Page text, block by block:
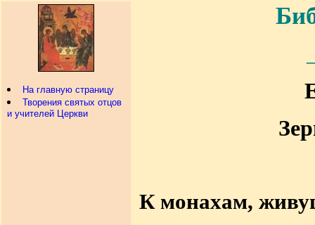
На главную страницу
Творения святых отцов
и учителей Церкви
К монахам,